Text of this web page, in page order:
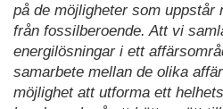
på de möjligheter som uppstår
från fossilberoende. Att vi
energilösningar i ett
samarbete mellan de olika
möjlighet att utforma ett